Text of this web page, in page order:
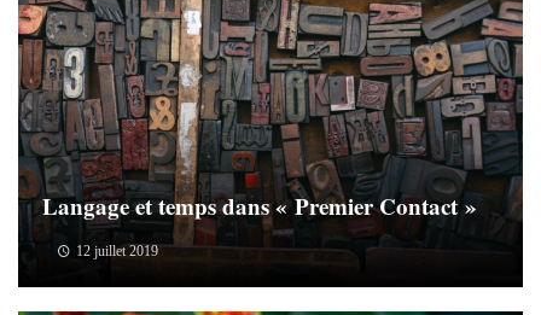
Langage et temps dans « Premier Contact »
12 juillet 2019